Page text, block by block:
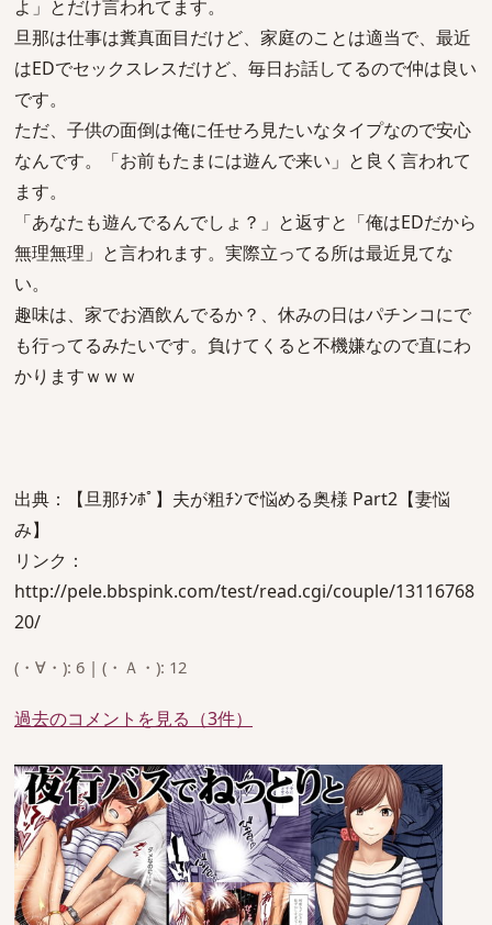
よ」とだけ言われてます。
旦那は仕事は糞真面目だけど、家庭のことは適当で、最近
はEDでセックスレスだけど、毎日お話してるので仲は良い
です。
ただ、子供の面倒は俺に任せろ見たいなタイプなので安心
なんです。「お前もたまには遊んで来い」と良く言われて
ます。
「あなたも遊んでるんでしょ？」と返すと「俺はEDだから
無理無理」と言われます。実際立ってる所は最近見てな
い。
趣味は、家でお酒飲んでるか？、休みの日はパチンコにで
も行ってるみたいです。負けてくると不機嫌なので直にわ
かりますｗｗｗ
出典：【旦那ﾁﾝﾎﾟ】夫が粗ﾁﾝで悩める奥様 Part2【妻悩
み】
リンク：
http://pele.bbspink.com/test/read.cgi/couple/13116768
20/
(・∀・): 6 | (・Ａ・): 12
過去のコメントを見る（3件）